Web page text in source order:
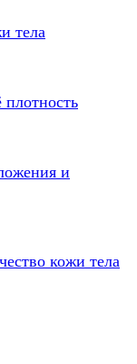
тела
и
кожи тела